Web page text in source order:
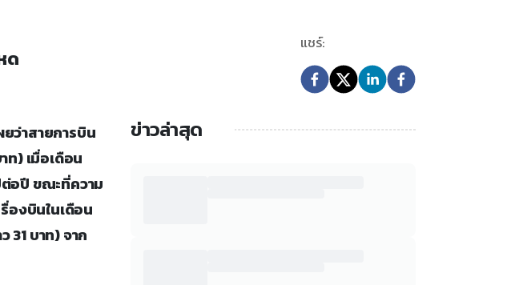
ด
แชร์:
ว่าสายการบิน
ท) เมื่อเดือน
ต่อปี ขณะที่ความ
องบินในเดือน
31 บาท) จาก
ข่าวล่าสุด